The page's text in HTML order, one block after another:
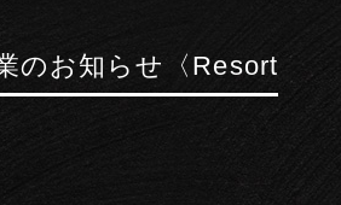
のお知らせ〈Resort